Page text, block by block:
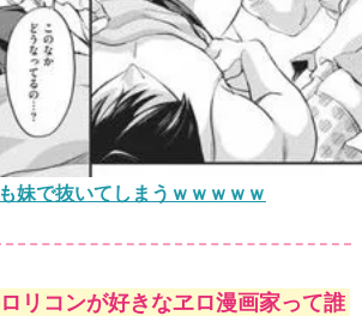
妹で抜いてしまうｗｗｗｗｗ
ロリコンが好きなヱロ漫画家って誰